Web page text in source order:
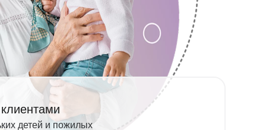
детей и пожилых